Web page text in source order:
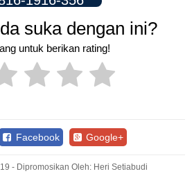
suka dengan ini?
untuk berikan rating!
Facebook Google+
- Dipromosikan Oleh: Heri Setiabudi